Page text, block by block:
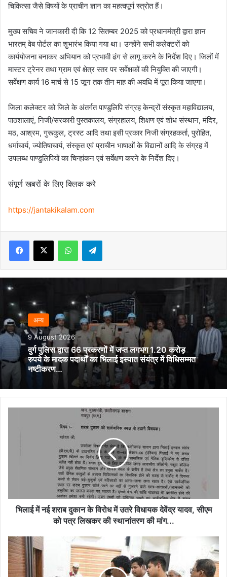
चिकित्सा जैसे विषयों के प्राचीन ज्ञान का महत्वपूर्ण स्त्रोत हैं।
मुख्य सचिव ने जानकारी दी कि 12 सितम्बर 2025 को प्रधानमंत्री द्वारा ज्ञान
भारतम् वेब पोर्टल का शुभारंभ किया गया था। उन्होंने सभी कलेक्टरों को
कार्ययोजना बनाकर अभियान को प्रभावी ढंग से लागू करने के निर्देश दिए। जिलों में
मास्टर ट्रेनर तथा ग्राम एवं क्षेत्र स्तर पर सर्वेक्षकों की नियुक्ति की जाएगी।
सर्वेक्षण कार्य 16 मार्च से 15 जून तक तीन माह की अवधि में पूरा किया जाएगा।
जिला कलेक्टर को जिले के अंतर्गत पाण्डुलिपि संग्रह केन्द्रों संस्कृत महाविद्यालय,
पाठशालाएं, निजी/सरकारी पुस्तकालय, संग्रहालय, शिक्षण एवं शोध संस्थान, मंदिर,
मठ, आश्रम, गुरूकुल, ट्रस्ट आदि तथा इसी प्रकार निजी संग्रहकर्ता, पुरोहित,
धर्माचार्य, ज्योतिषाचार्य, संस्कृत एवं प्राचीन भाषाओं के विद्यानों आदि के संग्रह में
उपलब्ध पाण्डुलिपियों का चिन्हांकन एवं सर्वेक्षण करने के निर्देश दिए।
संपूर्ण खबरों के लिए क्लिक करे
https://jantakikalam.com
Facebook
X WhatsAppTelegram
अन्‍य
9 August 2026
दुर्ग पुलिस द्वारा 66 प्रकरणों में जप्त लगभग 1.20 करोड़
रुपये के मादक पदार्थों का भिलाई इस्पात संयंत्र में विधिसम्मत
नष्टीकरण…
उतरे
विधायक
सीएम
को
पत्र
लिखकर
भिलाई में नई शराब दुकान के विरोध में उतरे विधायक देवेंद्र यादव, सीएम
को पत्र लिखकर की स्थानांतरण की मांग...
भारत
माला
सिक्सलेन
सड़क